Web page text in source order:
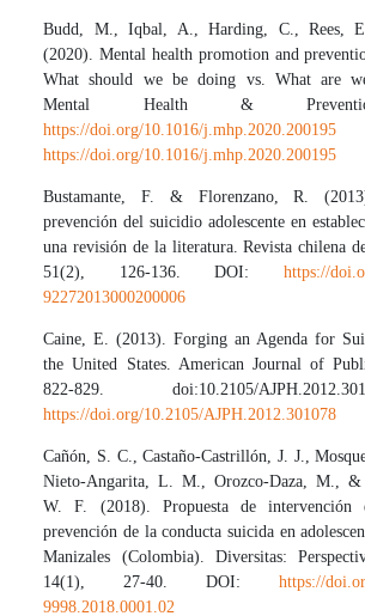
Budd, M., Iqbal, A., Harding, C., Rees,
(2020). Mental health promotion and
What should we be doing vs. What are
Mental Health &
https://doi.org/10.1016/j.mhp.2020.200195
https://doi.org/10.1016/j.mhp.2020.200195
Bustamante, F. & Florenzano, R.
prevención del suicidio adolescente en
una revisión de la literatura. Revista chilena
51(2), 126-136. DOI: https://
92272013000200006
Caine, E. (2013). Forging an Agenda for
the United States. American Journal of
822-829. doi:10.2105/
https://doi.org/10.2105/AJPH.2012.301078
Cañón, S. C., Castaño-Castrillón, J. J.,
Nieto-Angarita, L. M., Orozco-Daza, M., &
W. F. (2018). Propuesta de intervención
prevención de la conducta suicida en
Manizales (Colombia). Diversitas:
14(1), 27-40. DOI: https://
9998.2018.0001.02